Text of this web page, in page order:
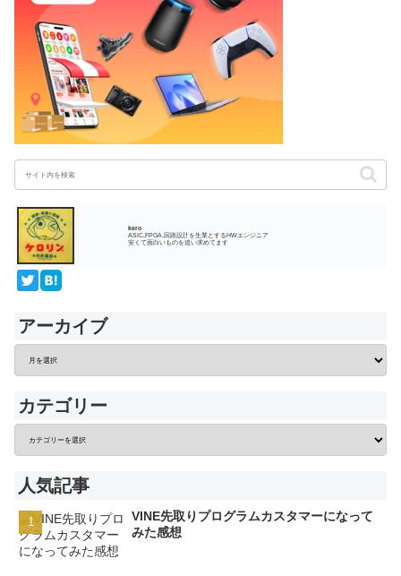
kero
ASIC,FPGA,回路設計を生業とするHWエンジニア
安くて面白いものを追い求めてます
アーカイブ
カテゴリー
人気記事
VINE先取りプログラムカスタマーになって
みた感想